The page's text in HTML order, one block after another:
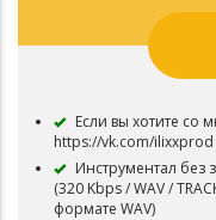
недостающей суммы.
Если вы хотите со
https://vk.com/ilixxprod
Инструментал без
(320 Kbps / WAV /
формате WAV)